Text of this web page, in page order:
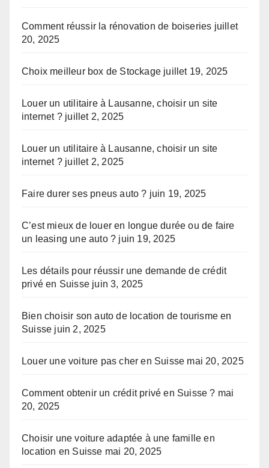
Comment réussir la rénovation de boiseries juillet
20, 2025
Choix meilleur box de Stockage juillet 19, 2025
Louer un utilitaire à Lausanne, choisir un site
internet ? juillet 2, 2025
Louer un utilitaire à Lausanne, choisir un site
internet ? juillet 2, 2025
Faire durer ses pneus auto ? juin 19, 2025
C’est mieux de louer en longue durée ou de faire
un leasing une auto ? juin 19, 2025
Les détails pour réussir une demande de crédit
privé en Suisse juin 3, 2025
Bien choisir son auto de location de tourisme en
Suisse juin 2, 2025
Louer une voiture pas cher en Suisse mai 20, 2025
Comment obtenir un crédit privé en Suisse ? mai
20, 2025
Choisir une voiture adaptée à une famille en
location en Suisse mai 20, 2025